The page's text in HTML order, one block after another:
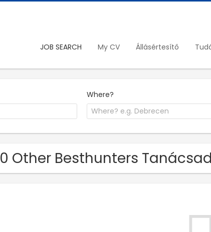
JOB SEARCH My CV Állásértesítő
Where?
0 Other Besthunters